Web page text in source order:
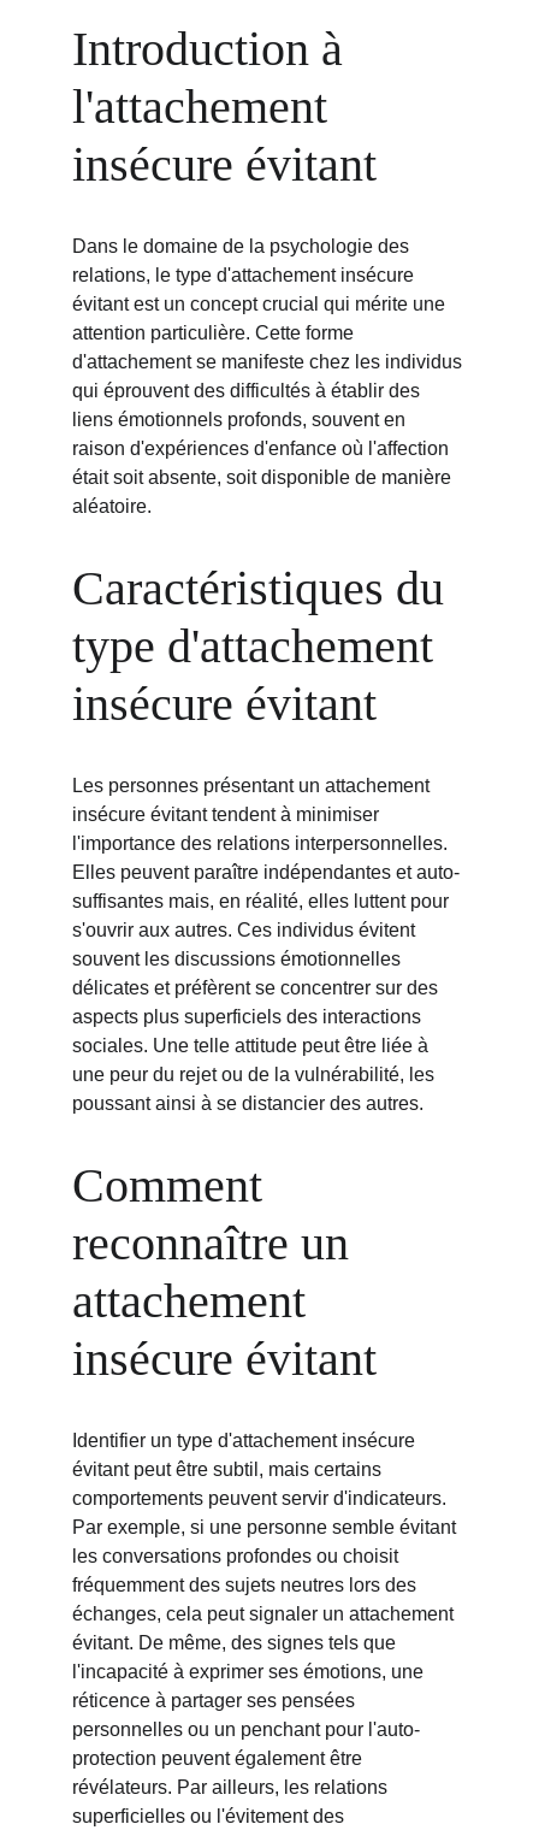
Introduction à
l'attachement
insécure évitant
Dans le domaine de la psychologie des
relations, le type d'attachement insécure
évitant est un concept crucial qui mérite une
attention particulière. Cette forme
d'attachement se manifeste chez les individus
qui éprouvent des difficultés à établir des
liens émotionnels profonds, souvent en
raison d'expériences d'enfance où l'affection
était soit absente, soit disponible de manière
aléatoire.
Caractéristiques du
type d'attachement
insécure évitant
Les personnes présentant un attachement
insécure évitant tendent à minimiser
l'importance des relations interpersonnelles.
Elles peuvent paraître indépendantes et auto-
suffisantes mais, en réalité, elles luttent pour
s'ouvrir aux autres. Ces individus évitent
souvent les discussions émotionnelles
délicates et préfèrent se concentrer sur des
aspects plus superficiels des interactions
sociales. Une telle attitude peut être liée à
une peur du rejet ou de la vulnérabilité, les
poussant ainsi à se distancier des autres.
Comment
reconnaître un
attachement
insécure évitant
Identifier un type d'attachement insécure
évitant peut être subtil, mais certains
comportements peuvent servir d'indicateurs.
Par exemple, si une personne semble évitant
les conversations profondes ou choisit
fréquemment des sujets neutres lors des
échanges, cela peut signaler un attachement
évitant. De même, des signes tels que
l'incapacité à exprimer ses émotions, une
réticence à partager ses pensées
personnelles ou un penchant pour l'auto-
protection peuvent également être
révélateurs. Par ailleurs, les relations
superficielles ou l'évitement des